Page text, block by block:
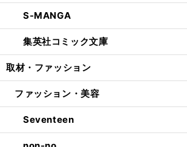
S-MANGA
集英社コミック文庫
取材・ファッション
ファッション・美容
Seventeen